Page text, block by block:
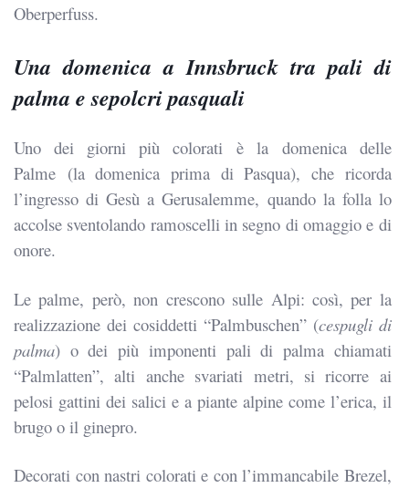
Oberperfuss.
Una domenica a Innsbruck tra pali di
palma e sepolcri pasquali
Uno dei giorni più colorati è la domenica delle
Palme (la domenica prima di Pasqua), che ricorda
l’ingresso di Gesù a Gerusalemme, quando la folla lo
accolse sventolando ramoscelli in segno di omaggio e di
onore.
Le palme, però, non crescono sulle Alpi: così, per la
realizzazione dei cosiddetti “Palmbuschen” (cespugli di
palma) o dei più imponenti pali di palma chiamati
“Palmlatten”, alti anche svariati metri, si ricorre ai
pelosi gattini dei salici e a piante alpine come l’erica, il
brugo o il ginepro.
Decorati con nastri colorati e con l’immancabile Brezel,